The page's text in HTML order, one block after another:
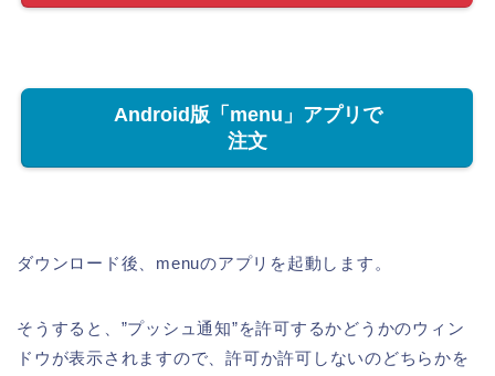
Android版「menu」アプリで
注文
ダウンロード後、menuのアプリを起動します。
そうすると、”プッシュ通知”を許可するかどうかのウィン
ドウが表示されますので、許可か許可しないのどちらかを